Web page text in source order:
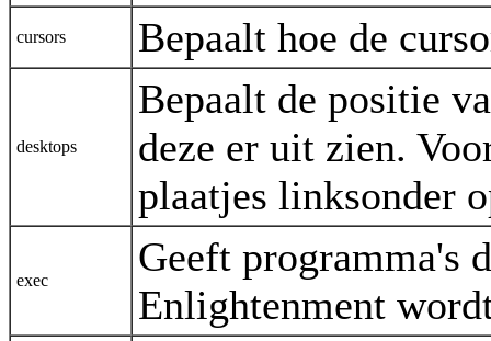
cursors Bepaalt hoe de
desktops
Bepaalt de positie
deze er uit zien.
plaatjes linksonder
exec
Geeft programma's
Enlightenment